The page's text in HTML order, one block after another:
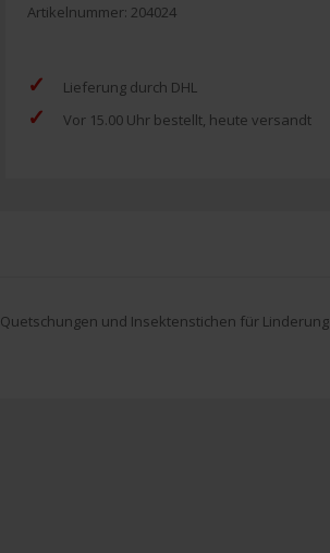
Artikelnummer: 204024
✓ Lieferung durch DHL
✓ Vor 15.00 Uhr bestellt, heute versandt
und Insektenstichen für Linderung